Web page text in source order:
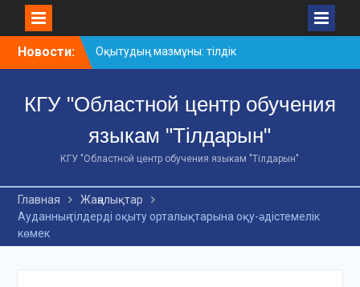
Новости:
Оқытудың мазмұны: тілдік
дағдылар және
стратегиялар
АХМЕТ БАЙТҰРСЫНҰЛЫ
АТЫНДАҒЫ «ҮЗДІК
ОҚЫТУШЫ-2026»
«Мемлекеттік тіл –
Тәуелсіздік символы»
облыстық байқауы
КГУ "Областной центр обучения
языкам "Тілдарын"
КГУ "Областной центр обучения языкам "Тілдарын"
Главная
Жаңалықтар
Ауданның тілдерді оқыту орталықтарына оқу-әдістемелік
көмек